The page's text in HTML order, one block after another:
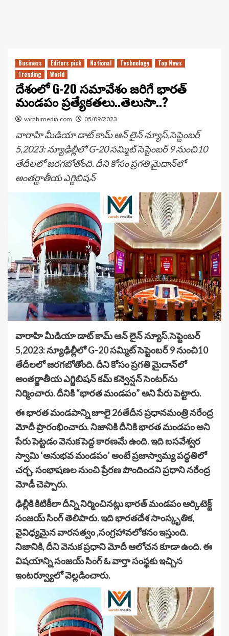
Business Editors pick National Technology
Top News
Trending
World
దేశంలో G-20 సమావేశం జరిగే భారత్
మండపం ప్రత్యేకతలు..తెలుసా..?
varahimedia.com 05/09/2023
వారాహి మీడియా డాట్ కామ్ ఆన్ లైన్ న్యూస్,సెప్టెంబర్
5,2023: న్యూఢిల్లీలో G-20 సమ్మిట్ సెప్టెంబర్ 9 నుంచి10
తేదీలలో జరగబోతోంది. దీని కోసం ప్రగతి మైదాన్‌లో
అంతర్జాతీయ ఎగ్జిబిషన్
వారాహి మీడియా డాట్ కామ్ ఆన్ లైన్ న్యూస్,సెప్టెంబర్
5,2023: న్యూఢిల్లీలో G-20 సమ్మిట్ సెప్టెంబర్ 9 నుంచి10
తేదీలలో జరగబోతోంది. దీని కోసం ప్రగతి మైదాన్‌లో
అంతర్జాతీయ ఎగ్జిబిషన్ కమ్ కన్వెన్షన్ సెంటర్‌ను
నిర్మించారు. దీనికి “భారత మండపం” అని పేరు పెట్టారు.
ఈ భారత మండపాన్ని జూలై 26తేదీన ప్రధానమంత్రి నరేంద్ర
మోదీ ప్రారంభించారు. నిజానికి దీనికి భారత మండపం అని
పేరు పెట్టడం వెనుక పెద్ద కారణమే ఉంది. ఇది బసవేశ్వర
స్వామి ‘అనుభవ మండపం’ అంటే ప్రజాస్వామ్య పద్ధతిలో
చర్చ, సంభాషణల నుంచి ప్రేరణ పొందిందని ప్రధాని నరేంద్ర
మోడీ చెప్పారు.
ఢిల్లీకి కిటికీలా దీన్ని నిర్మించినట్లు భారత్ మండపం ఆర్కిటెక్ట్
సంజయ్ సింగ్ తెలిపారు. ఇది భారతదేశ సాంస్కృతిక,
వైవిధ్యమైన వారసత్వం ,సంగ్రహావలోకనం ఇస్తుంది.
నిజానికి, దీని వెనుక ప్రధాని మోదీ ఆలోచన కూడా ఉంది. ఈ
విషయాన్ని సంజయ్ సింగ్ ఓ వార్తా సంస్థకు ఇచ్చిన
ఇంటర్వ్యూలో వెల్లడించారు.